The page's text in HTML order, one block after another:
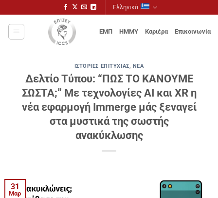
στο
περιεχόμενο
Ελληνικά
ΕΜΠ ΗΜΜΥ Καριέρα Επικοινωνία
ΙΣΤΟΡΊΕΣ ΕΠΙΤΥΧΊΑΣ, ΝΈΑ
Δελτίο Τύπου: “ΠΩΣ ΤΟ ΚΑΝΟΥΜΕ
ΣΩΣΤΑ;” Με τεχνολογίες ΑΙ και XR η
νέα εφαρμογή Immerge μάς ξεναγεί
στα μυστικά της σωστής
ανακύκλωσης
31
Μαρ